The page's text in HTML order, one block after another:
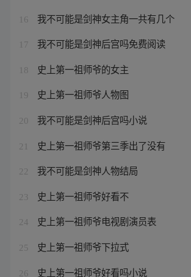
16 我不可能是剑神女主角一共有几个
17 我不可能是剑神后宫吗免费阅读
18 史上第一祖师爷的女主
19 史上第一祖师爷人物图
20 我不可能是剑神后宫吗小说
21 史上第一祖师爷第三季出了没有
22 我不可能是剑神人物结局
23 史上第一祖师爷好看不
24 史上第一祖师爷电视剧演员表
25 史上第一祖师爷下拉式
26 史上第一祖师爷好看吗小说